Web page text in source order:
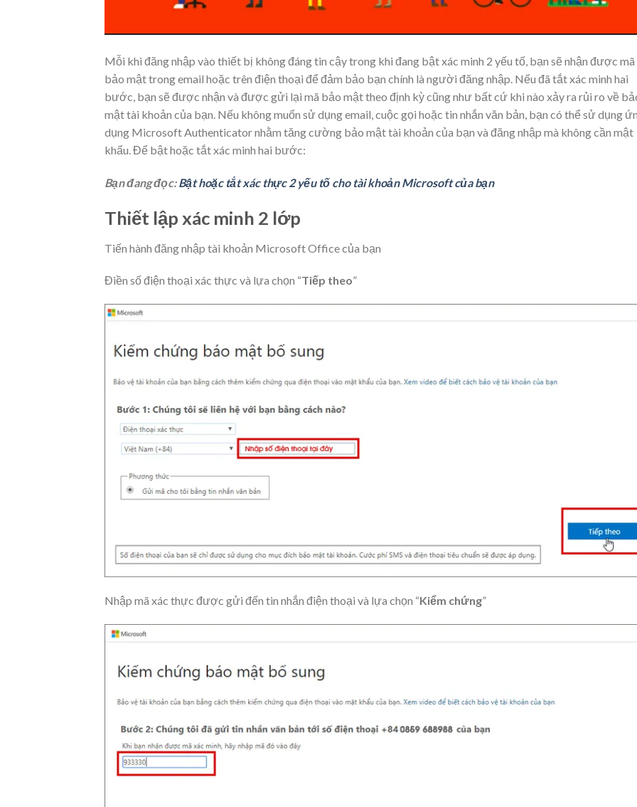
Mỗi khi đăng nhập vào thiết bị không đáng tin cậy trong khi đang bật xác minh 2 yếu tố, bạn sẽ nhận được mã
bảo mật trong email hoặc trên điện thoại để đảm bảo bạn chính là người đăng nhập. Nếu đã tắt xác minh hai
bước, bạn sẽ được nhận và được gửi lại mã bảo mật theo định kỳ cũng như bất cứ khi nào xảy ra rủi ro về
mật tài khoản của bạn. Nếu không muốn sử dụng email, cuộc gọi hoặc tin nhắn văn bản, bạn có thể sử dụng
dụng Microsoft Authenticator nhằm tăng cường bảo mật tài khoản của bạn và đăng nhập mà không cần mật
khẩu. Để bật hoặc tắt xác minh hai bước:
Bạn đang đọc:Bật hoặc tắt xác thực 2 yếu tố cho tài khoản Microsoft của bạn
Thiết lập xác minh 2 lớp
Tiến hành đăng nhập tài khoản Microsoft Office của bạn
Điền số điện thoại xác thực và lựa chọn “Tiếp theo”
Nhập mã xác thực được gửi đến tin nhắn điện thoại và lựa chọn “Kiểm chứng”